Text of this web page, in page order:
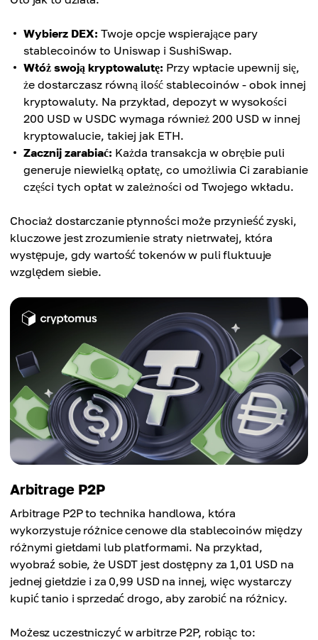
Wybierz DEX: Twoje opcje wspierające pary
stablecoinów to Uniswap i SushiSwap.
Włóż swoją kryptowalutę: Przy wpłacie upewnij się,
że dostarczasz równą ilość stablecoinów - obok innej
kryptowaluty. Na przykład, depozyt w wysokości
200 USD w USDC wymaga również 200 USD w innej
kryptowalucie, takiej jak ETH.
Zacznij zarabiać: Każda transakcja w obrębie puli
generuje niewielką opłatę, co umożliwia Ci zarabianie
części tych opłat w zależności od Twojego wkładu.
Chociaż dostarczanie płynności może przynieść zyski,
kluczowe jest zrozumienie straty nietrwałej, która
występuje, gdy wartość tokenów w puli fluktuuje
względem siebie.
Arbitrage P2P
Arbitrage P2P to technika handlowa, która
wykorzystuje różnice cenowe dla stablecoinów między
różnymi giełdami lub platformami. Na przykład,
wyobraź sobie, że USDT jest dostępny za 1,01 USD na
jednej giełdzie i za 0,99 USD na innej, więc wystarczy
kupić tanio i sprzedać drogo, aby zarobić na różnicy.
Możesz uczestniczyć w arbitrze P2P, robiąc to: